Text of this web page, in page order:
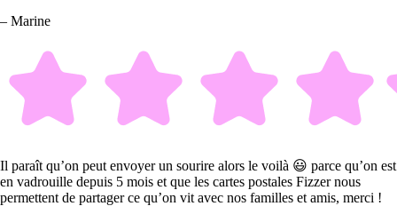
– Marine
Il paraît qu’on peut envoyer un sourire alors le voilà 😃 parce qu’on est
en vadrouille depuis 5 mois et que les cartes postales Fizzer nous
permettent de partager ce qu’on vit avec nos familles et amis, merci !